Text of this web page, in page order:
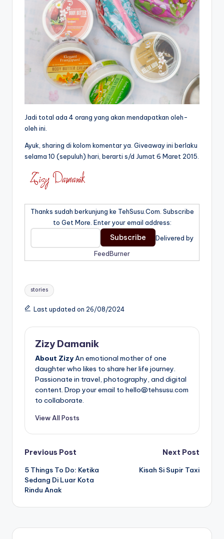
Jadi total ada 4 orang yang akan mendapatkan oleh-
oleh ini.
Ayuk, sharing di kolom komentar ya. Giveaway ini berlaku
selama 10 (sepuluh) hari, berarti s/d Jumat 6 Maret 2015.
Thanks sudah berkunjung ke TehSusu.Com. Subscribe
to Get More. Enter your email address:
Delivered by
FeedBurner
Tags:
stories
Last updated on 26/08/2024
Zizy Damanik
About ZizyAn emotional mother of one
daughter who likes to share her life journey.
Passionate in travel, photography, and digital
content. Drop your email to hello@tehsusu.com
to collaborate.
View All Posts
Post
navigation
Previous Post
5 Things To Do: Ketika
Sedang Di Luar Kota
Rindu Anak
Next Post
Kisah Si Supir Taxi